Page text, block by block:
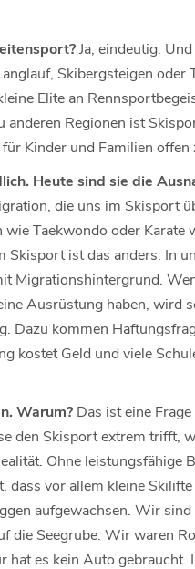
Ja, eindeutig.
Skibergsteigen oder
Elite an
Regionen ist
Kinder und Familien offen
Heute sind sie die
die uns im Skisport
Taekwondo oder Karate
ist das anders. In
Migrationshintergrund.
Ausrüstung haben, wird
Dazu kommen
kostet Geld und viele
Warum? Das ist eine
den Skisport extrem trifft,
Ohne leistungsfähige
dass vor allem kleine
aufgewachsen. Wir
Seegrube. Wir waren
hat es kein Auto gebraucht.